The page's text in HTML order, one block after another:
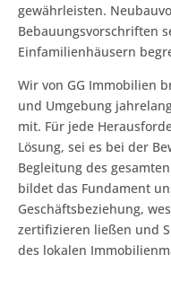
gewährleisten.
Bebauungsvorschriften
Einfamilienhäusern
Wir von GG Immobilien
und Umgebung
mit. Für jede
Lösung, sei es bei der
Begleitung des
bildet das Fundament
Geschäftsbeziehung,
zertifizieren ließen und
des lokalen